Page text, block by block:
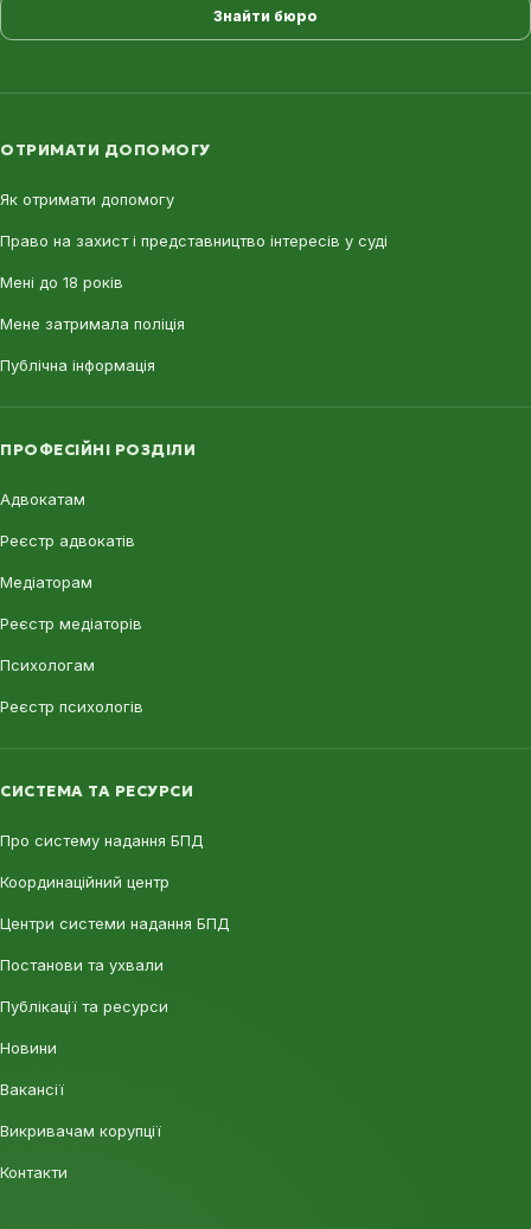
Знайти бюро
ОТРИМАТИ ДОПОМОГУ
Як отримати допомогу
Право на захист і представництво інтересів у суді
Мені до 18 років
Мене затримала поліція
Публічна інформація
ПРОФЕСІЙНІ РОЗДІЛИ
Адвокатам
Реєстр адвокатів
Медіаторам
Реєстр медіаторів
Психологам
Реєстр психологів
СИСТЕМА ТА РЕСУРСИ
Про систему надання БПД
Координаційний центр
Центри системи надання БПД
Постанови та ухвали
Публікації та ресурси
Новини
Вакансії
Викривачам корупції
Контакти